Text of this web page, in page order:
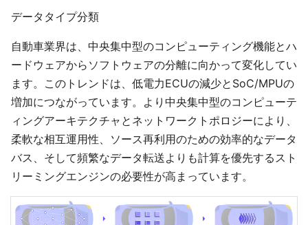
データタイプ分類
自動車業界は、中央集中型のコンピューティング機能とハ
ードウェアからソフトウェアの分離に向かって変化してい
ます。このトレンドは、低電力ECUの減少とSoC/MPUの
増加につながっています。より中央集中型のコンピューテ
ィングアーキテクチャとネットワークトポロジーにより、
柔軟な相互運用性、ソース再利用のための効率的なデータ
バス、そして頻繁なデータ転送よりも計算を優先するスト
リーミングエンジンの必要性が高まっています。